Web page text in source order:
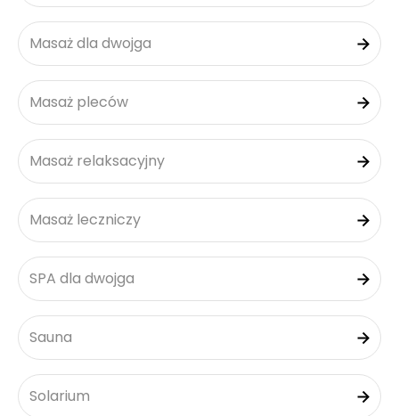
Masaż dla dwojga
Masaż pleców
Masaż relaksacyjny
Masaż leczniczy
SPA dla dwojga
Sauna
Solarium